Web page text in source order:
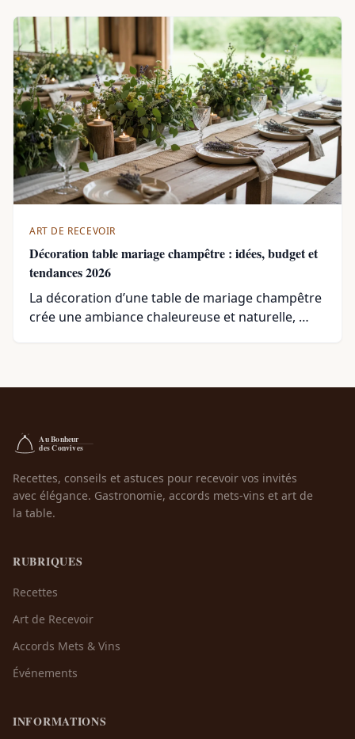
ART DE RECEVOIR
Décoration table mariage champêtre : idées, budget et
tendances 2026
La décoration d’une table de mariage champêtre
crée une ambiance chaleureuse et naturelle, …
Recettes, conseils et astuces pour recevoir vos invités
avec élégance. Gastronomie, accords mets-vins et art de
la table.
RUBRIQUES
Recettes
Art de Recevoir
Accords Mets & Vins
Événements
INFORMATIONS